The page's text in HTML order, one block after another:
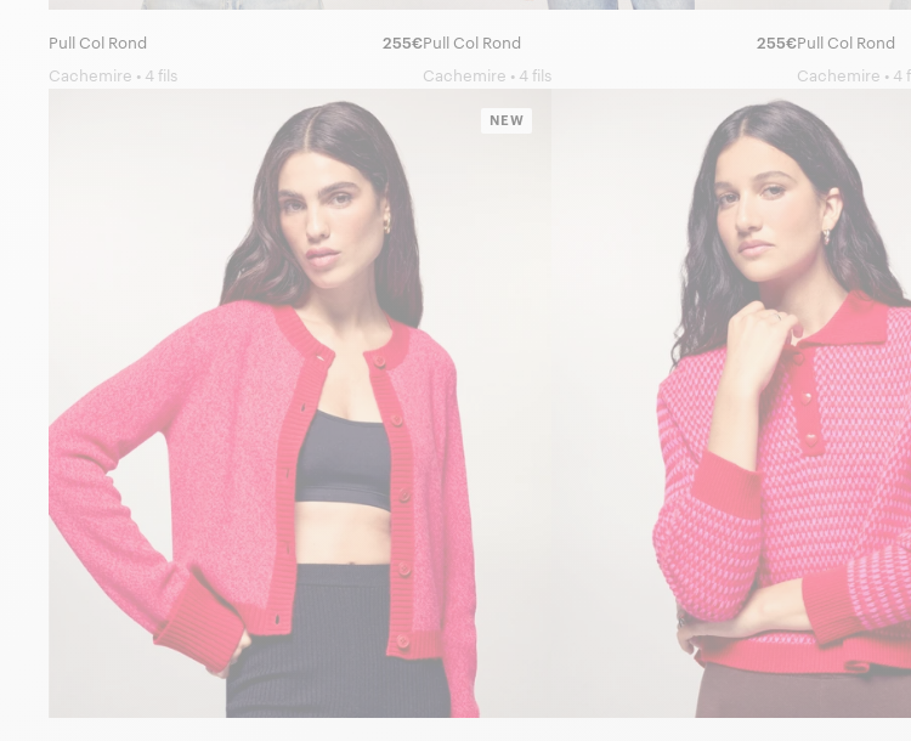
Pull Col Rond 255€
Cachemire • 4 fils
Pull Col Rond 255€
Cachemire • 4 fils
Pull Col Rond
Cachemire • 4
NEW